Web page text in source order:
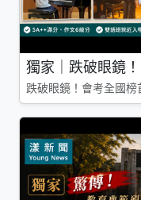
獨家｜跌破眼鏡
跌破眼鏡！會考全國